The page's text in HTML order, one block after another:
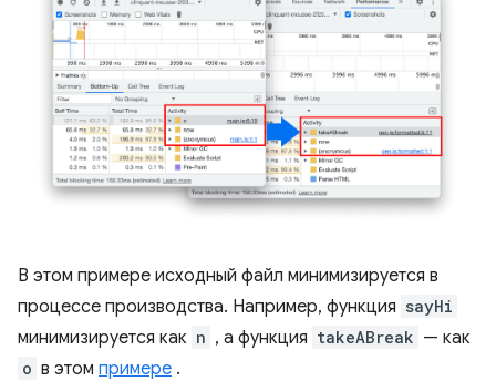
В этом примере исходный файл минимизируется в
процессе производства. Например, функция sayHi
минимизируется как n , а функция takeABreak — как
o в этом примере .